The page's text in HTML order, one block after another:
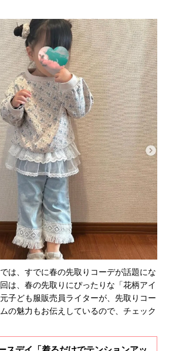
は、すでに春の先取りコーデが話題にな
は、春の先取りにぴったりな「花柄アイ
子ども服販売員ライターが、先取りコー
の魅力もお伝えしているので、チェック